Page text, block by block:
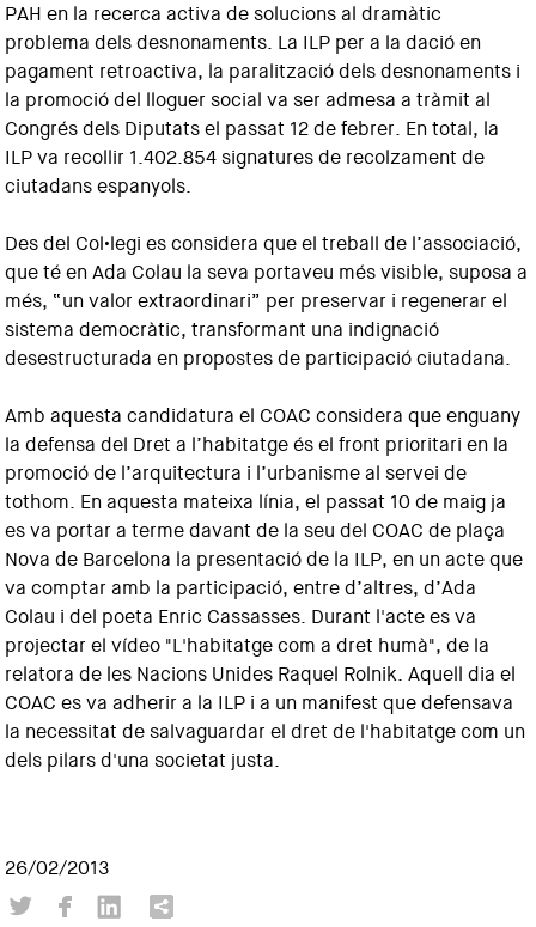
PAH en la recerca activa de solucions al dramàtic
problema dels desnonaments. La ILP per a la dació en
pagament retroactiva, la paralització dels desnonaments i
la promoció del lloguer social va ser admesa a tràmit al
Congrés dels Diputats el passat 12 de febrer. En total, la
ILP va recollir 1.402.854 signatures de recolzament de
ciutadans espanyols.
Des del Col•legi es considera que el treball de l’associació,
que té en Ada Colau la seva portaveu més visible, suposa a
més, “un valor extraordinari” per preservar i regenerar el
sistema democràtic, transformant una indignació
desestructurada en propostes de participació ciutadana.
Amb aquesta candidatura el COAC considera que enguany
la defensa del Dret a l’habitatge és el front prioritari en la
promoció de l’arquitectura i l’urbanisme al servei de
tothom. En aquesta mateixa línia, el passat 10 de maig ja
es va portar a terme davant de la seu del COAC de plaça
Nova de Barcelona la presentació de la ILP, en un acte que
va comptar amb la participació, entre d’altres, d’Ada
Colau i del poeta Enric Cassasses. Durant l'acte es va
projectar el vídeo "L'habitatge com a dret humà", de la
relatora de les Nacions Unides Raquel Rolnik. Aquell dia el
COAC es va adherir a la ILP i a un manifest que defensava
la necessitat de salvaguardar el dret de l'habitatge com un
dels pilars d'una societat justa.
26/02/2013